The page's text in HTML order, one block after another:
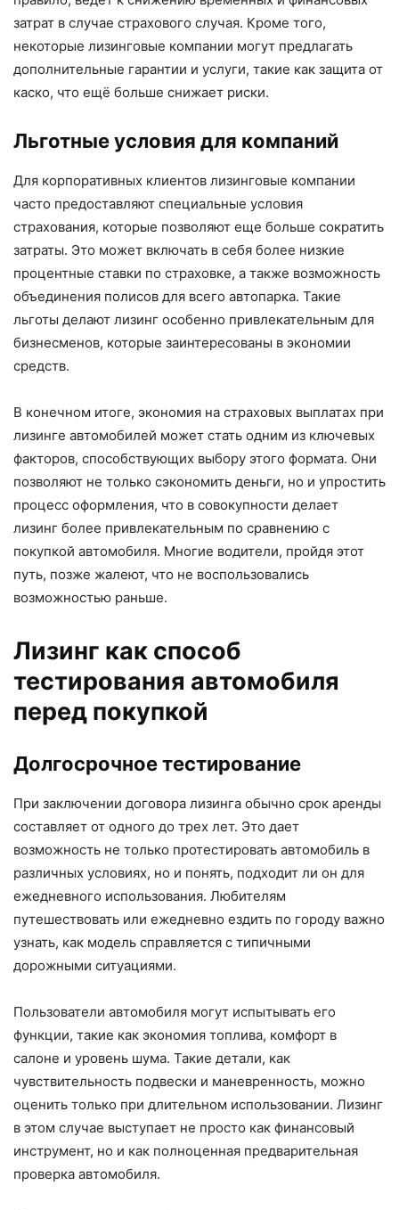
затрат в случае страхового случая. Кроме того,
некоторые лизинговые компании могут предлагать
дополнительные гарантии и услуги, такие как защита от
каско, что ещё больше снижает риски.
Льготные условия для компаний
Для корпоративных клиентов лизинговые компании
часто предоставляют специальные условия
страхования, которые позволяют еще больше сократить
затраты. Это может включать в себя более низкие
процентные ставки по страховке, а также возможность
объединения полисов для всего автопарка. Такие
льготы делают лизинг особенно привлекательным для
бизнесменов, которые заинтересованы в экономии
средств.
В конечном итоге, экономия на страховых выплатах при
лизинге автомобилей может стать одним из ключевых
факторов, способствующих выбору этого формата. Они
позволяют не только сэкономить деньги, но и упростить
процесс оформления, что в совокупности делает
лизинг более привлекательным по сравнению с
покупкой автомобиля. Многие водители, пройдя этот
путь, позже жалеют, что не воспользовались
возможностью раньше.
Лизинг как способ
тестирования автомобиля
перед покупкой
Долгосрочное тестирование
При заключении договора лизинга обычно срок аренды
составляет от одного до трех лет. Это дает
возможность не только протестировать автомобиль в
различных условиях, но и понять, подходит ли он для
ежедневного использования. Любителям
путешествовать или ежедневно ездить по городу важно
узнать, как модель справляется с типичными
дорожными ситуациями.
Пользователи автомобиля могут испытывать его
функции, такие как экономия топлива, комфорт в
салоне и уровень шума. Такие детали, как
чувствительность подвески и маневренность, можно
оценить только при длительном использовании. Лизинг
в этом случае выступает не просто как финансовый
инструмент, но и как полноценная предварительная
проверка автомобиля.